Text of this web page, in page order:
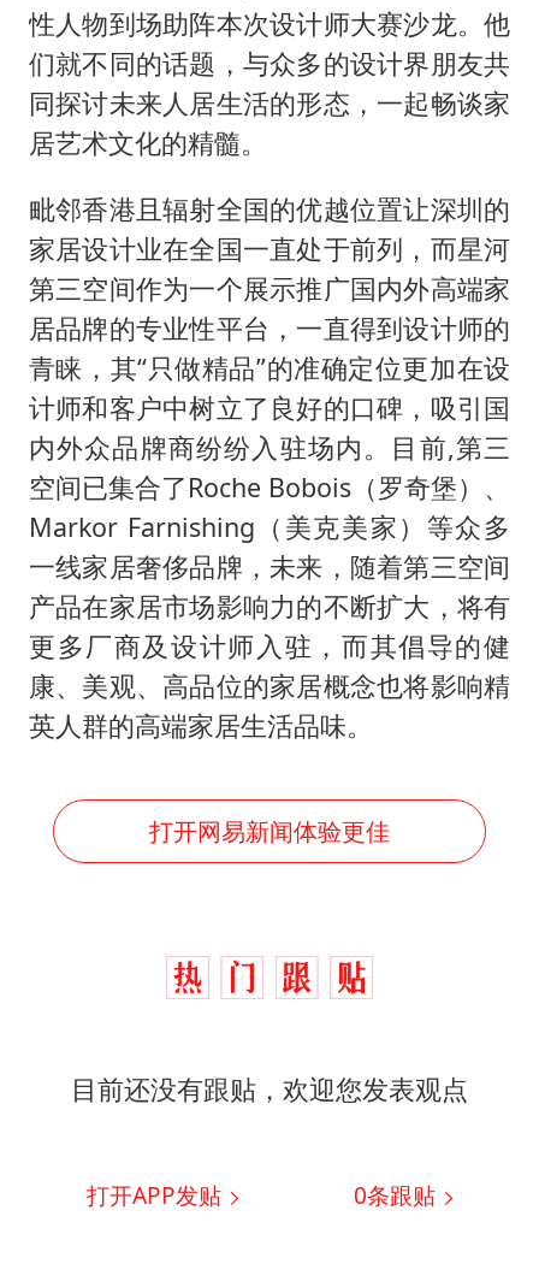
性人物到场助阵本次设计师大赛沙龙。他
们就不同的话题，与众多的设计界朋友共
同探讨未来人居生活的形态，一起畅谈家
居艺术文化的精髓。
毗邻香港且辐射全国的优越位置让深圳的
家居设计业在全国一直处于前列，而星河
第三空间作为一个展示推广国内外高端家
居品牌的专业性平台，一直得到设计师的
青睐，其“只做精品”的准确定位更加在设
计师和客户中树立了良好的口碑，吸引国
内外众品牌商纷纷入驻场内。目前,第三
空间已集合了Roche Bobois（罗奇堡）、
Markor Farnishing（美克美家）等众多
一线家居奢侈品牌，未来，随着第三空间
产品在家居市场影响力的不断扩大，将有
更多厂商及设计师入驻，而其倡导的健
康、美观、高品位的家居概念也将影响精
英人群的高端家居生活品味。
打开网易新闻体验更佳
目前还没有跟贴，欢迎您发表观点
打开APP发贴 0条跟贴